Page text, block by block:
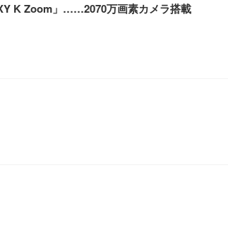
K Zoom」……2070万画素カメラ搭載